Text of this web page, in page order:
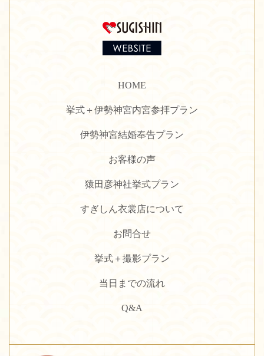
HOME
挙式＋伊勢神宮内宮参拝プラン
伊勢神宮結婚奉告プラン
お客様の声
猿田彦神社挙式プラン
すぎしん衣裳店について
お問合せ
挙式＋撮影プラン
当日までの流れ
Q&A